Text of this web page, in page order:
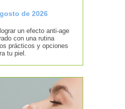
de 2026
un efecto anti-age
con una rutina
prácticos y opciones
tu piel.